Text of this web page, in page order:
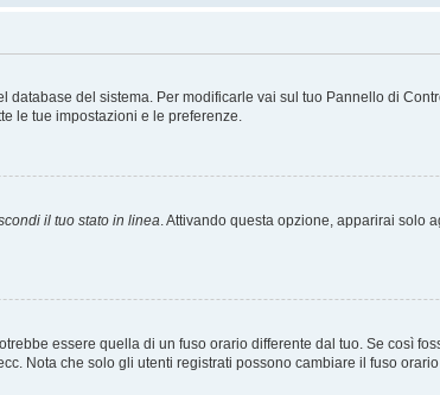
database del sistema. Per modificarle vai sul tuo Pannello di
le tue impostazioni e le preferenze.
il tuo stato in linea . Attivando questa opzione, apparirai solo
essere quella di un fuso orario differente dal tuo. Se così
Nota che solo gli utenti registrati possono cambiare il fuso